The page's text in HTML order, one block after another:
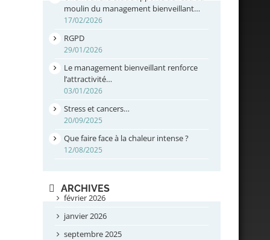
moulin du management bienveillant…
17/02/2026
RGPD
29/01/2026
Le management bienveillant renforce
l’attractivité…
03/01/2026
Stress et cancers…
20/09/2025
Que faire face à la chaleur intense ?
12/08/2025
ARCHIVES
février 2026
janvier 2026
septembre 2025